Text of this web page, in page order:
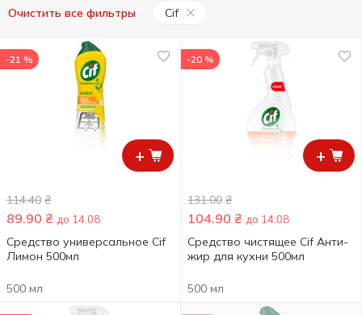
Очистить все фильтры Cif
+
-21 %
114.40 ₴
89.90 ₴ до 14.08
Средство универсальное Cif
Лимон 500мл
500 мл
+
-20 %
131.00 ₴
104.90 ₴ до 14.08
Средство чистящее Cif Анти-
жир для кухни 500мл
500 мл